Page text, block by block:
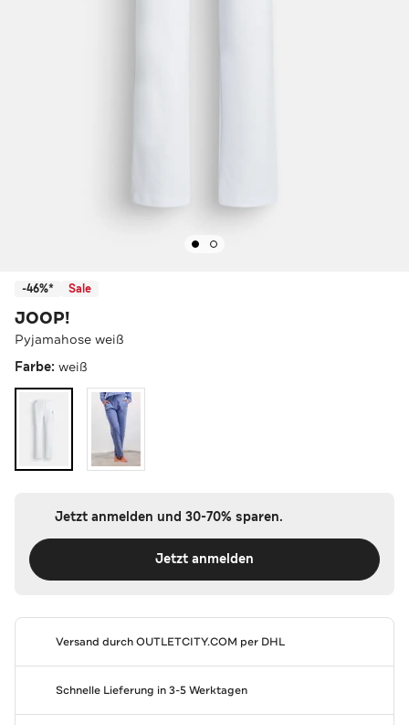
-46%* Sale
JOOP!
Pyjamahose weiß
Farbe: weiß
Jetzt anmelden und 30-70% sparen.
Jetzt anmelden
Versand durchOUTLETCITY.COM per DHL
Schnelle Lieferung in 3-5 Werktagen